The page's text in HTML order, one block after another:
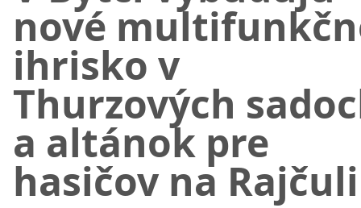
nové
ihrisko v
Thurzových
a altánok pre
hasičov na Rajčuli